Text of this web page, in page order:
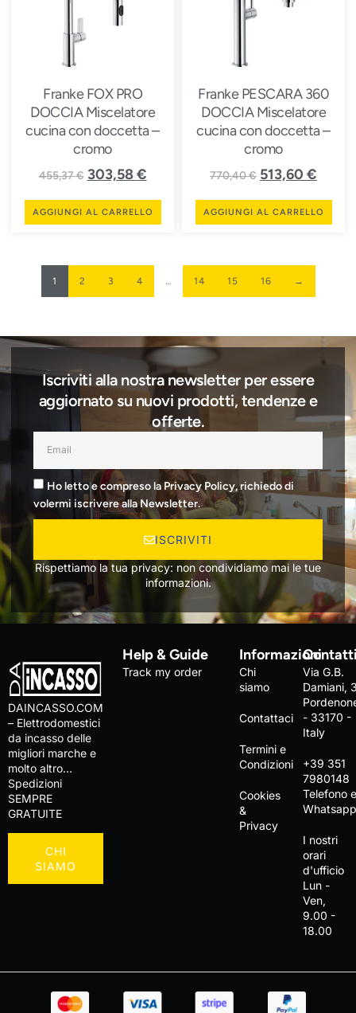
Franke FOX PRO
DOCCIA Miscelatore
cucina con doccetta –
cromo
455,37€ 303,58€
AGGIUNGI AL CARRELLO
Franke PESCARA 360
DOCCIA Miscelatore
cucina con doccetta –
cromo
770,40€ 513,60 €
AGGIUNGI AL CARRELLO
1 2 3 4 … 14 15 16 →
Iscriviti alla nostra newsletter per essere
aggiornato su nuovi prodotti, tendenze e
offerte.
Ho letto e compreso la Privacy Policy, richiedo di
volermi iscrivere alla Newsletter.
ISCRIVITI
Rispettiamo la tua privacy: non condividiamo mai le tue
informazioni.
DAINCASSO.COM
– Elettrodomestici
da incasso delle
migliori marche e
molto altro…
Spedizioni
SEMPRE
GRATUITE
CHI
SIAMO
Help & Guide
Track my order
Informazioni
Chi
siamo
Contattaci
Termini e
Condizioni
Cookies
&
Privacy
Via G.B.
Damiani,
- 33170 -
Italy
+39 351
7980148
Telefono
I nostri
orari
d'ufficio
Lun -
Ven,
9.00 -
18.00